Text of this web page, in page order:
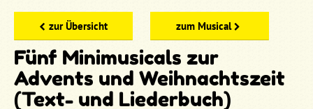
zur Übersicht zum Musical
Fünf Minimusicals zur
Advents und Weihnachtszeit
(Text- und Liederbuch)